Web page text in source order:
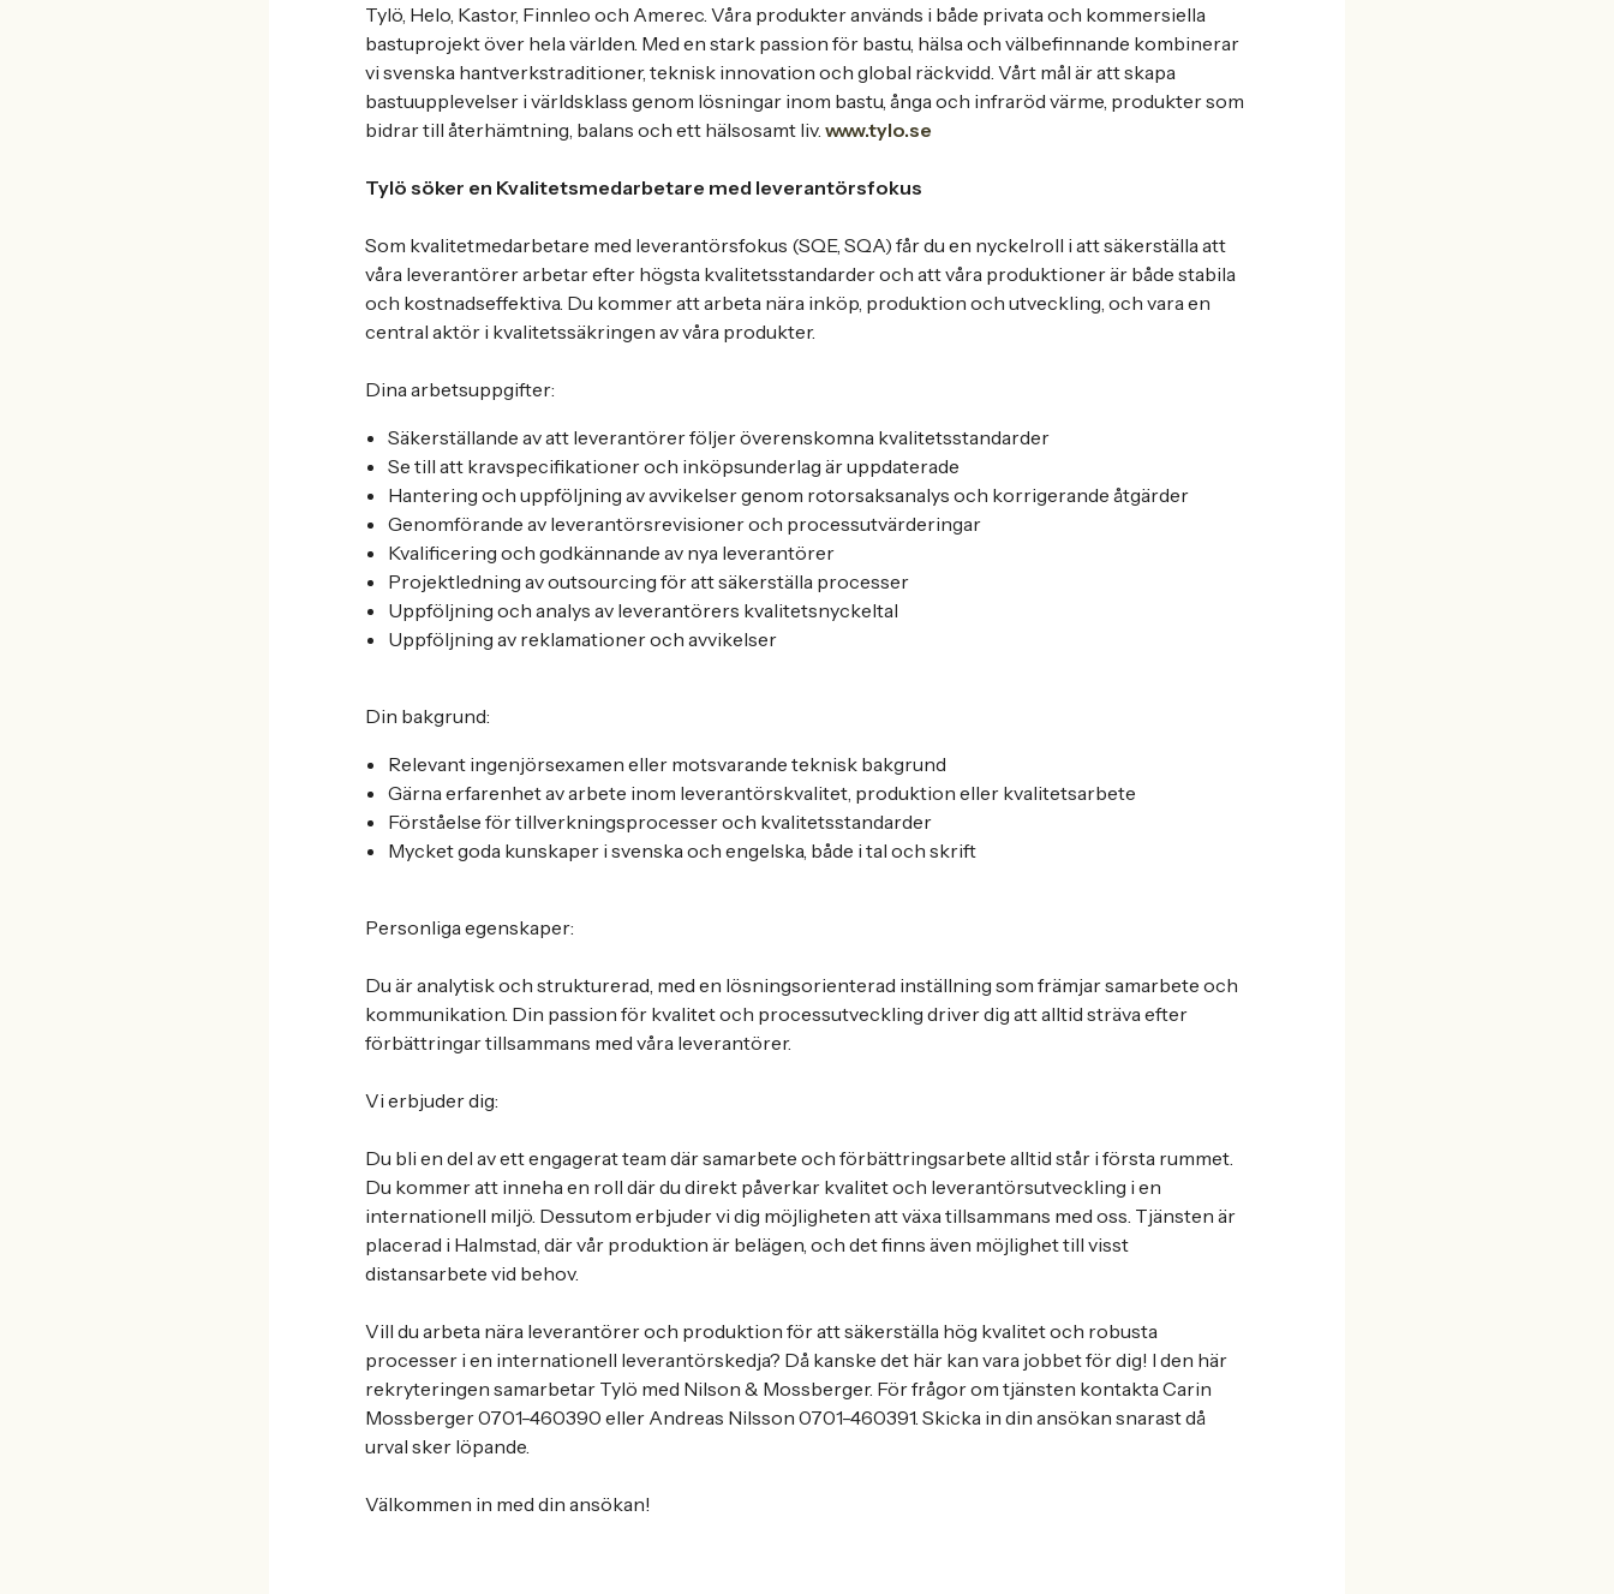
Tylö, Helo, Kastor, Finnleo och Amerec. Våra produkter används i både privata och kommersiella
bastuprojekt över hela världen. Med en stark passion för bastu, hälsa och välbefinnande kombinerar
vi svenska hantverkstraditioner, teknisk innovation och global räckvidd. Vårt mål är att skapa
bastuupplevelser i världsklass genom lösningar inom bastu, ånga och infraröd värme, produkter som
bidrar till återhämtning, balans och ett hälsosamt liv. www.tylo.se
Tylö söker en Kvalitetsmedarbetare med leverantörsfokus
Som kvalitetmedarbetare med leverantörsfokus (SQE, SQA) får du en nyckelroll i att säkerställa att
våra leverantörer arbetar efter högsta kvalitetsstandarder och att våra produktioner är både stabila
och kostnadseffektiva. Du kommer att arbeta nära inköp, produktion och utveckling, och vara en
central aktör i kvalitetssäkringen av våra produkter.
Dina arbetsuppgifter:
Säkerställande av att leverantörer följer överenskomna kvalitetsstandarder
Se till att kravspecifikationer och inköpsunderlag är uppdaterade
Hantering och uppföljning av avvikelser genom rotorsaksanalys och korrigerande åtgärder
Genomförande av leverantörsrevisioner och processutvärderingar
Kvalificering och godkännande av nya leverantörer
Projektledning av outsourcing för att säkerställa processer
Uppföljning och analys av leverantörers kvalitetsnyckeltal
Uppföljning av reklamationer och avvikelser
Din bakgrund:
Relevant ingenjörsexamen eller motsvarande teknisk bakgrund
Gärna erfarenhet av arbete inom leverantörskvalitet, produktion eller kvalitetsarbete
Förståelse för tillverkningsprocesser och kvalitetsstandarder
Mycket goda kunskaper i svenska och engelska, både i tal och skrift
Personliga egenskaper:
Du är analytisk och strukturerad, med en lösningsorienterad inställning som främjar samarbete och
kommunikation. Din passion för kvalitet och processutveckling driver dig att alltid sträva efter
förbättringar tillsammans med våra leverantörer.
Vi erbjuder dig:
Du bli en del av ett engagerat team där samarbete och förbättringsarbete alltid står i första rummet.
Du kommer att inneha en roll där du direkt påverkar kvalitet och leverantörsutveckling i en
internationell miljö. Dessutom erbjuder vi dig möjligheten att växa tillsammans med oss. Tjänsten är
placerad i Halmstad, där vår produktion är belägen, och det finns även möjlighet till visst
distansarbete vid behov.
Vill du arbeta nära leverantörer och produktion för att säkerställa hög kvalitet och robusta
processer i en internationell leverantörskedja? Då kanske det här kan vara jobbet för dig! I den här
rekryteringen samarbetar Tylö med Nilson & Mossberger. För frågor om tjänsten kontakta Carin
Mossberger 0701-460390 eller Andreas Nilsson 0701-460391. Skicka in din ansökan snarast då
urval sker löpande.
Välkommen in med din ansökan!